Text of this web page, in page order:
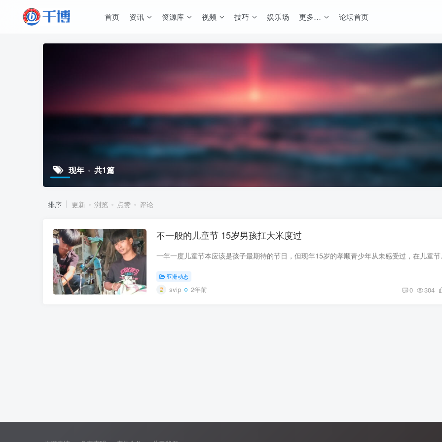
首页 资讯 资源库 视频 技巧 娱乐场 更多… 论坛首页
现年 共1篇
排序 更新 浏览 点赞 评论
不一般的儿童节 15岁男孩扛大米度过
一年一度儿童节本应该是
亚洲动态
svip 2年前 0 304